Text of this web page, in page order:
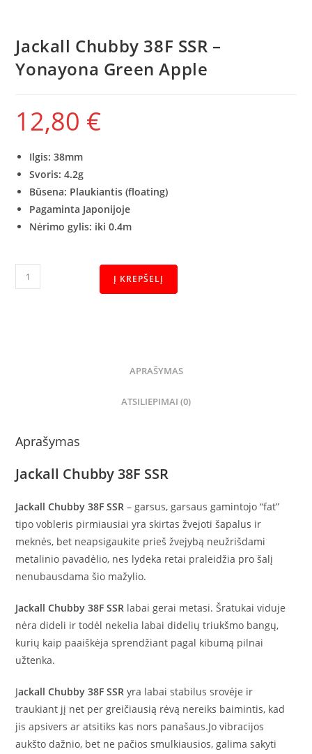
Jackall Chubby 38F SSR –
Yonayona Green Apple
12,80 €
Ilgis: 38mm
Svoris: 4.2g
Būsena: Plaukiantis(floating)
Pagaminta Japonijoje
Nėrimo gylis: iki 0.4m
Į KREPŠELĮ
APRAŠYMAS
ATSILIEPIMAI (0)
Aprašymas
Jackall Chubby 38F SSR
Jackall Chubby 38F SSR – garsus, garsaus gamintojo “fat”
tipo vobleris pirmiausiai yra skirtas žvejoti šapalus ir
meknės, bet neapsigaukite prieš žvejybą neužrišdami
metalinio pavadėlio, nes lydeka retai praleidžia pro šalį
nenubausdama šio mažylio.
Jackall Chubby 38F SSR labai gerai metasi. Šratukai viduje
nėra dideli ir todėl nekelia labai didelių triukšmo bangų,
kurių kaip paaiškėja sprendžiant pagal kibumą pilnai
užtenka.
Jackall Chubby 38F SSR yra labai stabilus srovėje ir
traukiant jį net per greičiausią rėvą nereiks baimintis, kad
jis apsivers ar atsitiks kas nors panašaus.Jo vibracijos
aukšto dažnio, bet ne pačios smulkiausios, galima sakyti